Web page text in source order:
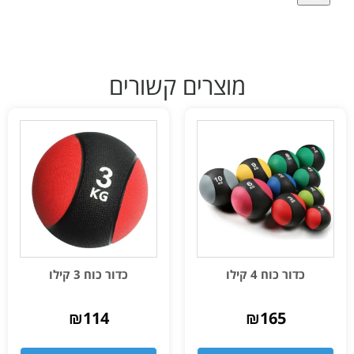
מוצרים קשורים
כדור כוח 4 קילו
₪165
כדור כוח 3 קילו
₪114